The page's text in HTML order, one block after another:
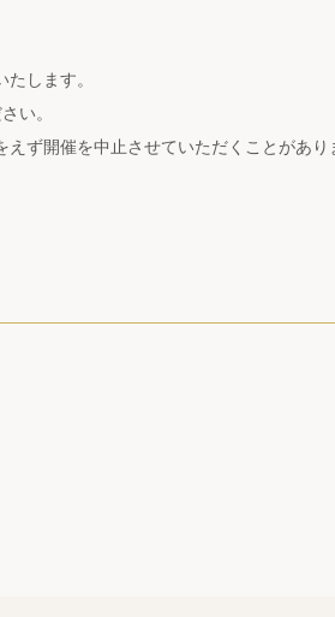
します。
い。
ず開催を中止させていただくことがあり